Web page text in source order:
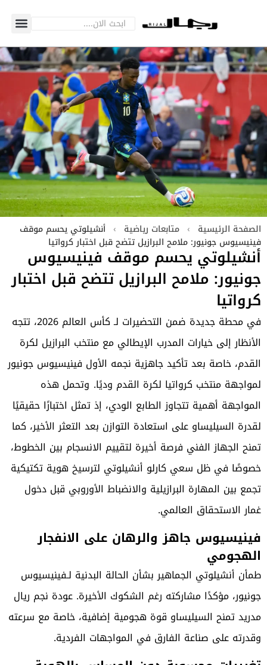
الصفحة الرئيسية › متابعات رياضية › أنشيلوتي يحسم موقف
فينيسيوس جونيور: ملامح البرازيل تتضح قبل اختبار كرواتيا
أنشيلوتي يحسم موقف فينيسيوس
جونيور: ملامح البرازيل تتضح قبل اختبار
كرواتيا
في محطة جديدة ضمن التحضيرات لـ كأس العالم 2026، تتجه
الأنظار إلى خيارات المدرب الإيطالي مع منتخب البرازيل لكرة
القدم، خاصة بعد تأكيد جاهزية نجمه الأول فينيسيوس جونيور
لمواجهة منتخب كرواتيا لكرة القدم وديًا. وتحمل هذه
المواجهة أهمية تتجاوز الطابع الودي، إذ تمثل اختبارًا حقيقيًا
لقدرة السيليساو على استعادة التوازن بعد التعثر الأخير، كما
تمنح الجهاز الفني فرصة أخيرة لتقييم الانسجام بين الخطوط،
خصوصًا في ظل سعي كارلو أنشيلوتي لترسيخ هوية تكتيكية
تجمع بين المهارة البرازيلية والانضباط الأوروبي قبل دخول
غمار الاستحقاق العالمي.
فينيسيوس جاهز والرهان على الانفجار
الهجومي
طمأن أنشيلوتي الجماهير بشأن الحالة البدنية لـفينيسيوس
جونيور، مؤكدًا مشاركته رغم الشكوك الأخيرة. عودة نجم ريال
مدريد تمنح السيليساو قوة هجومية إضافية، خاصة مع سرعته
وقدرته على صناعة الفارق في المواجهات الفردية.